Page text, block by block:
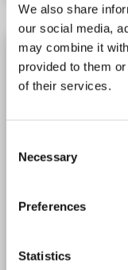
We also share
our social media,
may combine it
provided to them
of their services.
Selection
Necessary
Preferences
Statistics
EPH Receptor
Epha6